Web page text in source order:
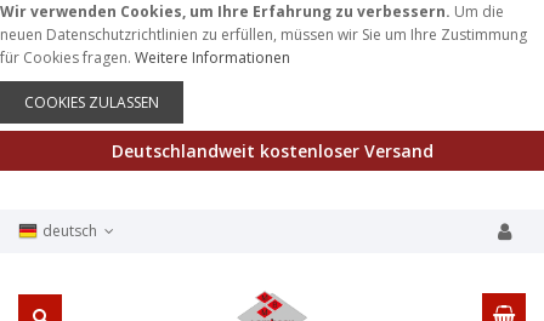
Wir verwenden Cookies, um Ihre Erfahrung zu verbessern. Um die
neuen Datenschutzrichtlinien zu erfüllen, müssen wir Sie um Ihre Zustimmung
für Cookies fragen. Weitere Informationen
COOKIES ZULASSEN
Deutschlandweit kostenloser Versand
deutsch